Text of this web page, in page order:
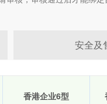
安全及
香港企业6型